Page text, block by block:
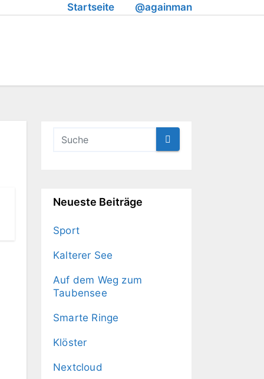
Startseite @againman
Neueste Beiträge
Sport
Kalterer See
Auf dem Weg zum
Taubensee
Smarte Ringe
Klöster
Nextcloud